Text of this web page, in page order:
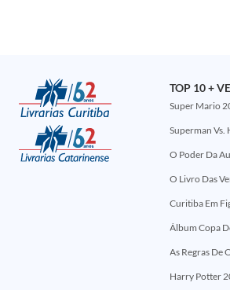
TOP 10 +
Super Mario
O Poder Da
O Livro Das
Curitiba Em
Álbum Copa
As Regras De
Harry Potter